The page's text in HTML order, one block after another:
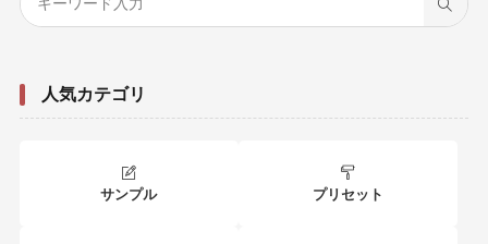
人気カテゴリ
サンプル プリセット